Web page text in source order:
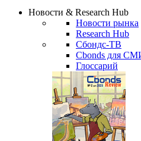
Сбондс Люди
Новости & Research Hub
Новости рынка
Research Hub
Сбондс-ТВ
Cbonds для СМИ
Глоссарий